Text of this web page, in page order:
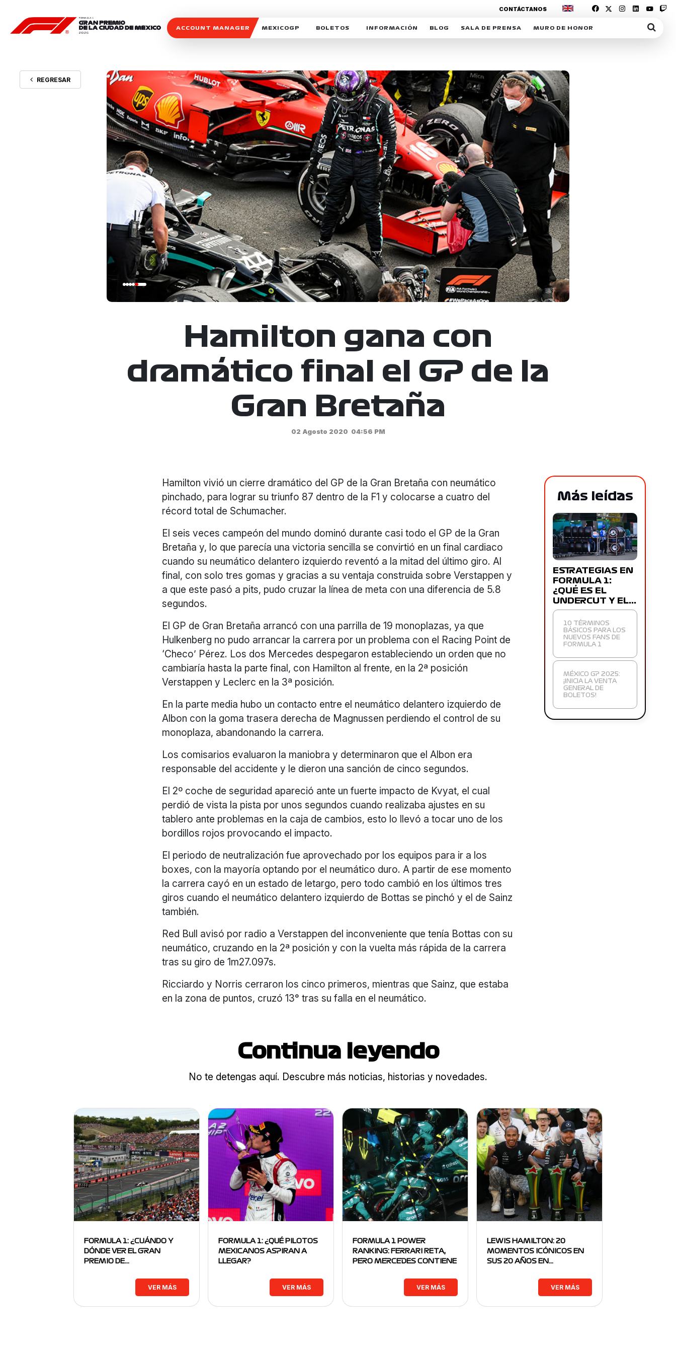
ACCOUNT MANAGER MEXICOGP
SOSTENIBILIDAD
CELEBRA CON NOSOTROS
BOLETOS INFORMACIÓN
DERECHO DE PRIMERA OPCIÓN
REFORESTEMOS JUNTOS
MOTORSPORT ACADEMY
VOLUNTARIOS
EXPOSICIÓN FOTOGRÁFICA
CAMPEONATO
PATROCINADORES
LEGALES TICKETMASTER
BLOG
MEXICOGP
INTERACTIVOS
SALA DE PRENSA
ACREDITACIONES
MURO DE HONOR
CONTÁCTANOS
REGRESAR
Hamilton gana con
dramático final el GP de la
Gran Bretaña
02 Agosto 2020 04:56 PM
Hamilton vivió un cierre dramático del GP de la Gran Bretaña con neumático
pinchado, para lograr su triunfo 87 dentro de la F1 y colocarse a cuatro del
récord total de Schumacher.
El seis veces campeón del mundo dominó durante casi todo el GP de la Gran
Bretaña y, lo que parecía una victoria sencilla se convirtió en un final cardiaco
cuando su neumático delantero izquierdo reventó a la mitad del último giro. Al
final, con solo tres gomas y gracias a su ventaja construida sobre Verstappen y
a que este pasó a pits, pudo cruzar la línea de meta con una diferencia de 5.8
segundos.
El GP de Gran Bretaña arrancó con una parrilla de 19 monoplazas, ya que
Hulkenberg no pudo arrancar la carrera por un problema con el Racing Point de
‘Checo’ Pérez. Los dos Mercedes despegaron estableciendo un orden que no
cambiaría hasta la parte final, con Hamilton al frente, en la 2ª posición
Verstappen y Leclerc en la 3ª posición.
En la parte media hubo un contacto entre el neumático delantero izquierdo de
Albon con la goma trasera derecha de Magnussen perdiendo el control de su
monoplaza, abandonando la carrera.
Los comisarios evaluaron la maniobra y determinaron que el Albon era
responsable del accidente y le dieron una sanción de cinco segundos.
El 2º coche de seguridad apareció ante un fuerte impacto de Kvyat, el cual
perdió de vista la pista por unos segundos cuando realizaba ajustes en su
tablero ante problemas en la caja de cambios, esto lo llevó a tocar uno de los
bordillos rojos provocando el impacto.
El periodo de neutralización fue aprovechado por los equipos para ir a los
boxes, con la mayoría optando por el neumático duro. A partir de ese momento
la carrera cayó en un estado de letargo, pero todo cambió en los últimos tres
giros cuando el neumático delantero izquierdo de Bottas se pinchó y el de Sainz
también.
Red Bull avisó por radio a Verstappen del inconveniente que tenía Bottas con su
neumático, cruzando en la 2ª posición y con la vuelta más rápida de la carrera
tras su giro de 1m27.097s.
Ricciardo y Norris cerraron los cinco primeros, mientras que Sainz, que estaba
en la zona de puntos, cruzó 13° tras su falla en el neumático.
Más leídas
ESTRATEGIAS EN
FORMULA 1:
¿QUÉ ES EL
UNDERCUT Y EL…
10 TÉRMINOS
BÁSICOS PARA LOS
NUEVOS FANS DE
FORMULA 1
MÉXICO GP 2025:
¡INICIA LA VENTA
GENERAL DE
BOLETOS!
Continua leyendo
No te detengas aquí. Descubre más noticias, historias y novedades.
FORMULA 1: ¿CUÁNDO Y
DÓNDE VER EL GRAN
PREMIO DE…
VER MÁS
FORMULA 1: ¿QUÉ PILOTOS
MEXICANOS ASPIRAN A
LLEGAR?
VER MÁS
FORMULA 1 POWER
RANKING: FERRARI RETA,
PERO MERCEDES CONTIENE
VER MÁS
LEWIS HAMILTON: 20
MOMENTOS ICÓNICOS EN
SUS 20 AÑOS EN…
VER MÁS